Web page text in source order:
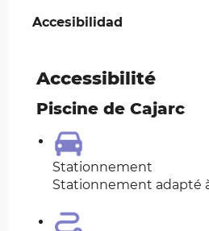
Accesibilidad
Accesibilidad
Accessibilité
Piscine de Cajarc
Stationnement
Stationnement adapté